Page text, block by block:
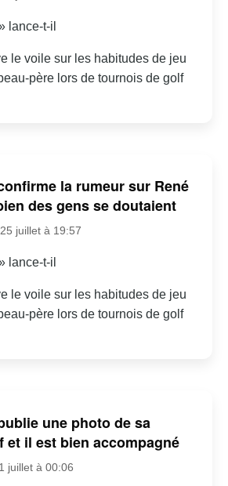
lance-t-il
le voile sur les habitudes de jeu
père lors de tournois de golf
la rumeur sur René
des gens se doutaient
juillet à 19:57
lance-t-il
le voile sur les habitudes de jeu
père lors de tournois de golf
une photo de sa
et il est bien accompagné
juillet à 00:06